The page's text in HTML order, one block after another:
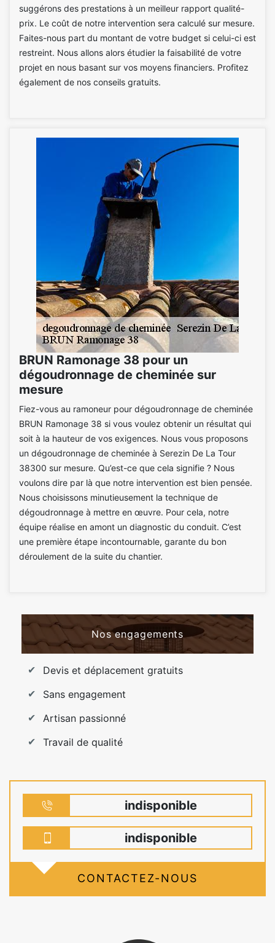
suggérons des prestations à un meilleur rapport qualité-
prix. Le coût de notre intervention sera calculé sur mesure.
Faites-nous part du montant de votre budget si celui-ci est
restreint. Nous allons alors étudier la faisabilité de votre
projet en nous basant sur vos moyens financiers. Profitez
également de nos conseils gratuits.
BRUN Ramonage 38 pour un
dégoudronnage de cheminée sur
mesure
Fiez-vous au ramoneur pour dégoudronnage de cheminée
BRUN Ramonage 38 si vous voulez obtenir un résultat qui
soit à la hauteur de vos exigences. Nous vous proposons
un dégoudronnage de cheminée à Serezin De La Tour
38300 sur mesure. Qu’est-ce que cela signifie ? Nous
voulons dire par là que notre intervention est bien pensée.
Nous choisissons minutieusement la technique de
dégoudronnage à mettre en œuvre. Pour cela, notre
équipe réalise en amont un diagnostic du conduit. C’est
une première étape incontournable, garante du bon
déroulement de la suite du chantier.
Nos engagements
Devis et déplacement gratuits
Sans engagement
Artisan passionné
Travail de qualité
indisponible
indisponible
CONTACTEZ-NOUS